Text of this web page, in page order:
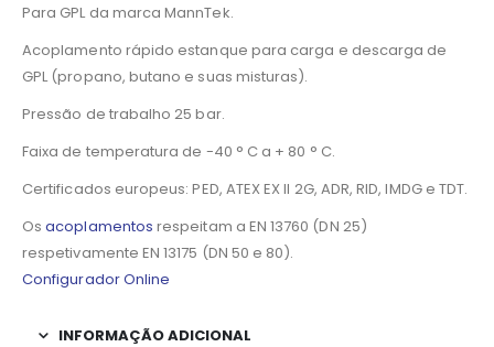
Para GPL da marca MannTek.
Acoplamento rápido estanque para carga e descarga de
GPL (propano, butano e suas misturas).
Pressão de trabalho 25 bar.
Faixa de temperatura de -40 ° C a + 80 ° C.
Certificados europeus: PED, ATEX EX II 2G, ADR, RID, IMDG e TDT.
Osacoplamentos respeitam a EN 13760 (DN 25)
respetivamente EN 13175 (DN 50 e 80).
Configurador Online
INFORMAÇÃO ADICIONAL